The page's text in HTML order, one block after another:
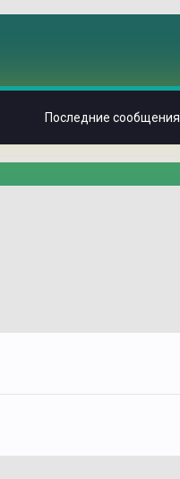
Последние сообщения